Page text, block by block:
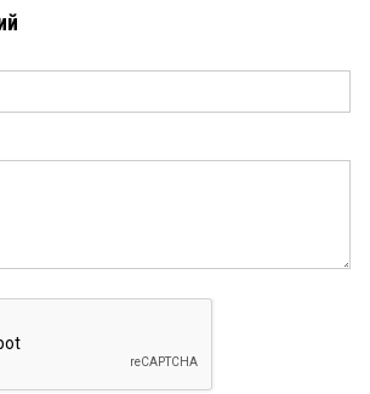
мая 2021 в 10:11:
весны). Увы, принцип
номенклатуры, успешно
мая 2021 в 09:51:
стервец!